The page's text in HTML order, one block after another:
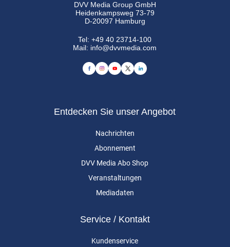
DVV Media Group GmbH
Heidenkampsweg 73-79
D-20097 Hamburg
Tel:+49 40 23714-100
Mail: info@dvvmedia.com
Entdecken Sie unser Angebot
Nachrichten
Abonnement
DVV Media Abo Shop
Veranstaltungen
Mediadaten
Service / Kontakt
Kundenservice